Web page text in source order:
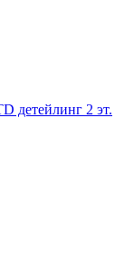
детейлинг 2 эт.